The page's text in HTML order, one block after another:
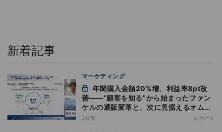
新着記事
マーケティング
善——“顧客を知る”から始まったファン
ケルの通販変革と、次に見据えるオムニ
チャネル
2分前 レポート